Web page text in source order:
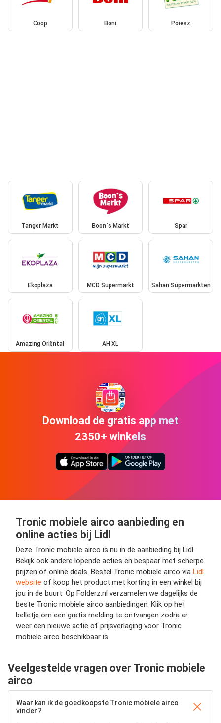
Coop Boni Poiesz
Tanger Markt Boon`s Markt Spar
Ekoplaza MCD Supermarkt Sahan Supermarkten
Amazing Oriëntal AH XL
Download de gratis app met
2350+ winkels
Tronic mobiele airco aanbieding en
online acties bij Lidl
Deze Tronic mobiele airco is nu in de aanbieding bij Lidl.
Bekijk ook andere lopende acties en bespaar met scherpe
prijzen of online deals. Bestel Tronic mobiele airco via Lidl
website of koop het product met korting in een winkel bij
jou in de buurt. Op Folderz.nl verzamelen we dagelijks de
beste Tronic mobiele airco aanbiedingen. Klik op het
belletje om een gratis melding te ontvangen zodra er
weer een nieuwe actie of prijsverlaging voor Tronic
mobiele airco beschikbaar is.
Veelgestelde vragen over Tronic mobiele
airco
Waar kan ik de goedkoopste Tronic mobiele airco
vinden?